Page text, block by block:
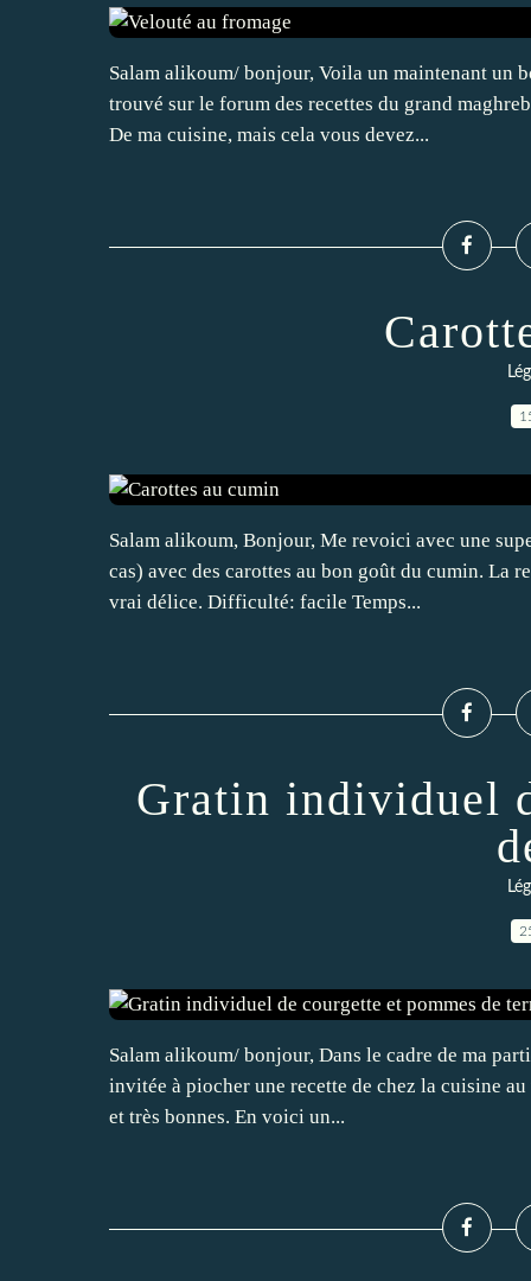
Salam alikoum/ bonjour, Voila un maintenant un
trouvé sur le forum des recettes du grand
De ma cuisine, mais cela vous devez...
Salam alikoum, Bonjour, Me revoici avec une
cas) avec des carottes au bon goût du cumin. La
vrai délice. Difficulté: facile Temps...
Gratin individuel
Salam alikoum/ bonjour, Dans le cadre de ma
invitée à piocher une recette de chez la cuisine
et très bonnes. En voici un...